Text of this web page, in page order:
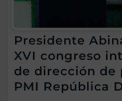
Presidente
XVI congreso
de dirección de
PMI República